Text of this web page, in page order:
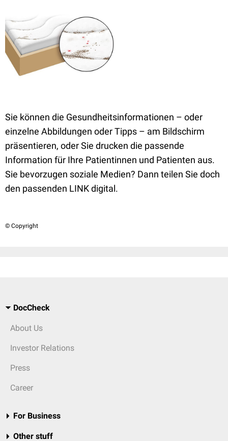
Sie können die Gesundheitsinformationen – oder
einzelne Abbildungen oder Tipps – am Bildschirm
präsentieren, oder Sie drucken die passende
Information für Ihre Patientinnen und Patienten aus.
Sie bevorzugen soziale Medien? Dann teilen Sie doch
den passenden LINK digital.
© Copyright
DocCheck
About Us
Investor Relations
Press
Career
For Business
Other stuff